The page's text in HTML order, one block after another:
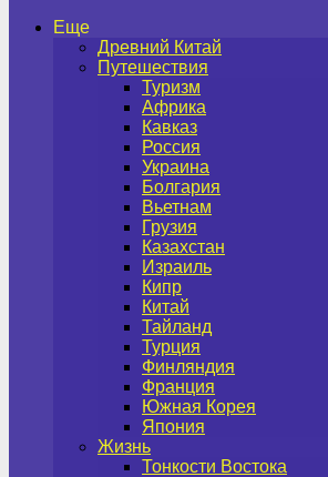
Еще
Древний Китай
Путешествия
Туризм
Африка
Кавказ
Россия
Украина
Болгария
Вьетнам
Грузия
Казахстан
Израиль
Кипр
Китай
Тайланд
Турция
Финляндия
Франция
Южная Корея
Япония
Жизнь
Тонкости Востока